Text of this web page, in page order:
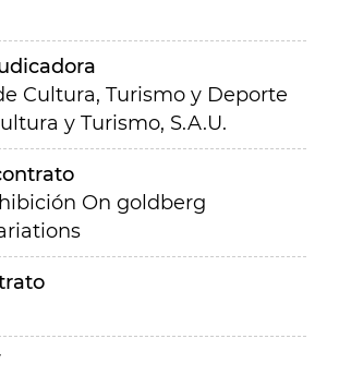
Cultura, Turismo y Deporte
y Turismo, S.A.U.
On goldberg